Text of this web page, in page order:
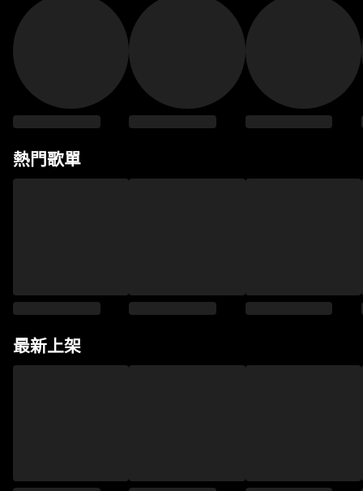
熱門歌單
最新上架